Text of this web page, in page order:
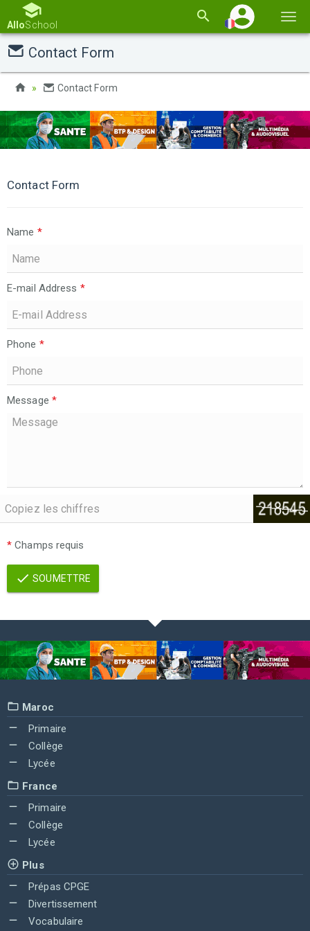
la
AlloSchool
Contact Form
Contact Form
Contact Form
Name *
E-mail Address *
Phone *
Message *
* Champs requis
SOUMETTRE
Maroc
Primaire
Collège
Lycée
France
Primaire
Collège
Lycée
Plus
Prépas CPGE
Divertissement
Vocabulaire